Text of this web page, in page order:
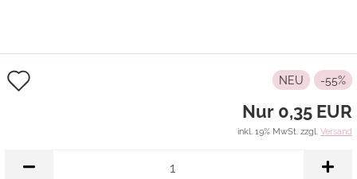
NEU -55%
Nur 0,35 EUR
inkl. 19% MwSt. zzgl. Versand